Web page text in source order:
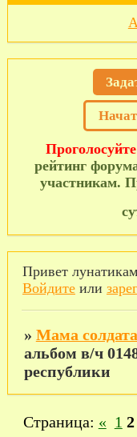
рейтинг
участникам.
Привет
Войдитеили
» Мама солдата
альбом в/ч
республики
Страница: « 1 2